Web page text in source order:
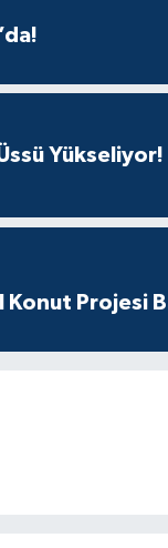
Yükseliyor!
Konut Projesi